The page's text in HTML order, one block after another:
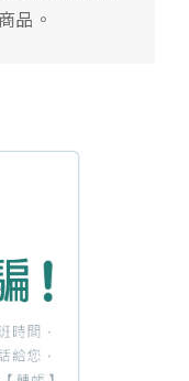
品。